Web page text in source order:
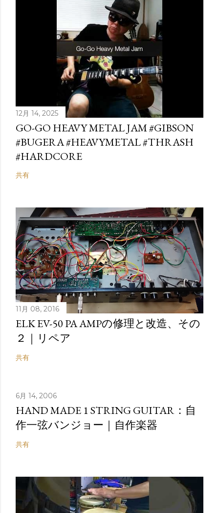
12月 14, 2025
GO-GO HEAVY METAL JAM #GIBSON
#BUGERA #HEAVYMETAL #THRASH
#HARDCORE
共有
11月 08, 2016
ELK EV-50 PA AMPの修理と改造、その
２｜リペア
共有
6月 14, 2006
HAND MADE 1 STRING GUITAR：自
作一弦バンジョー｜自作楽器
共有